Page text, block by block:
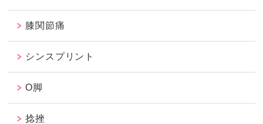
膝関節痛
シンスプリント
O脚
捻挫